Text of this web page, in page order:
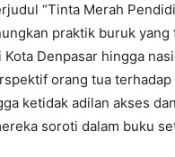
“Tinta Merah
praktik buruk
Denpasar hingga
orang tua terhadap
ketidak adilan akses
soroti dalam buku